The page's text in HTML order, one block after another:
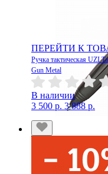
ПЕРЕЙТИ К
Ручка тактическая UZI
Gun Metal
В наличии
3 500 р. 3 888 р.